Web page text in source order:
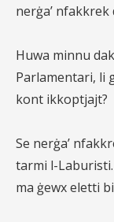
nerġa’
Huwa minnu
Parlamentari, li
kont ikkoptjajt?
Se nerġa’
tarmi l-
ma ġewx eletti